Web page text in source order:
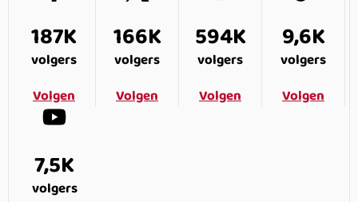
187K
volgers
Volgen
166K
volgers
Volgen
594K
volgers
Volgen
9,6K
volgers
Volgen
7,5K
volgers